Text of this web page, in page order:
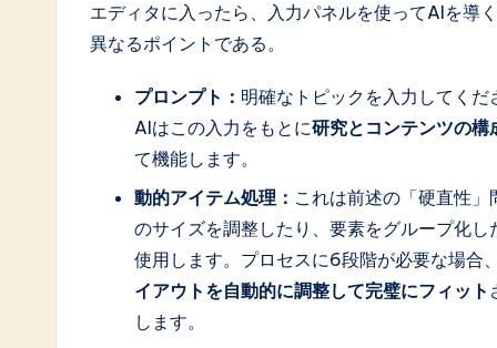
エディタに入ったら、入力パネルを使ってAIを導
異なるポイントである。
プロンプト： 明確なトピックを入力してくだ
AIはこの入力をもとに研究とコンテンツの構
て機能します。
動的アイテム処理： これは前述の「硬直性
のサイズを調整したり、要素をグループ化
使用します。プロセスに6段階が必要な場合
イアウトを自動的に調整して完璧にフィット
します。